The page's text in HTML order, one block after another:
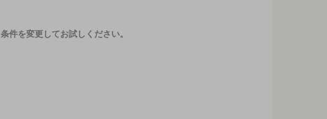
条件を変更してお試しください。